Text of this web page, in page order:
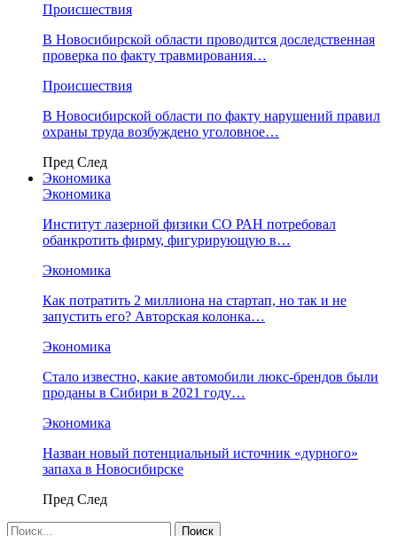
Происшествия
В Новосибирской области проводится доследственная
проверка по факту травмирования…
Происшествия
В Новосибирской области по факту нарушений правил
охраны труда возбуждено уголовное…
Пред След
Экономика
Экономика
Институт лазерной физики СО РАН потребовал
обанкротить фирму, фигурирующую в…
Экономика
Как потратить 2 миллиона на стартап, но так и не
запустить его? Авторская колонка…
Экономика
Стало известно, какие автомобили люкс-брендов были
проданы в Сибири в 2021 году…
Экономика
Назван новый потенциальный источник «дурного»
запаха в Новосибирске
Пред След